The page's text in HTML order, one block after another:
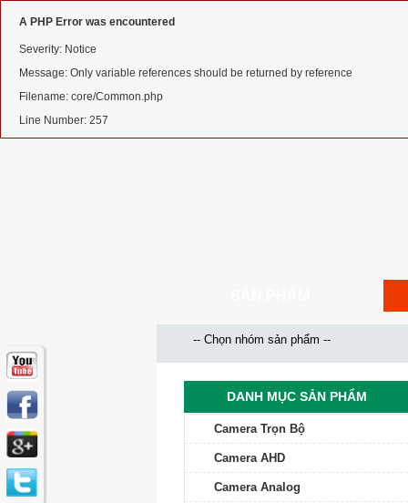
A PHP Error was encountered
Severity: Notice
Message: Only variable references should be returned by reference
Filename: core/Common.php
Line Number: 257
DANH MỤC SẢN PHẨM
Camera Trọn Bộ
Camera AHD
Camera Analog